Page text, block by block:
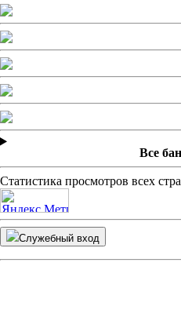
Все
Статистика просмотров всех
Служебный вход